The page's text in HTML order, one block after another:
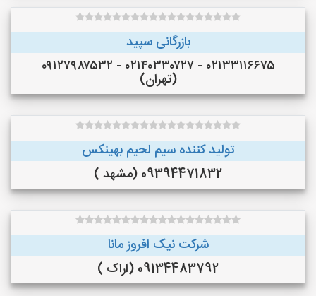
بازرگانی سپید
۰۲۱۳۳۱۱۶۶۷۵ - ۰۲۱۴۰۳۳۰۷۲۷ - ۰۹۱۲۷۹۸۷۵۳۲
(تهران)
تولید کننده سیم لحیم بهینکس
09394471832 (مشهد )
شرکت نیک افروز مانا
09134483792 (اراک )